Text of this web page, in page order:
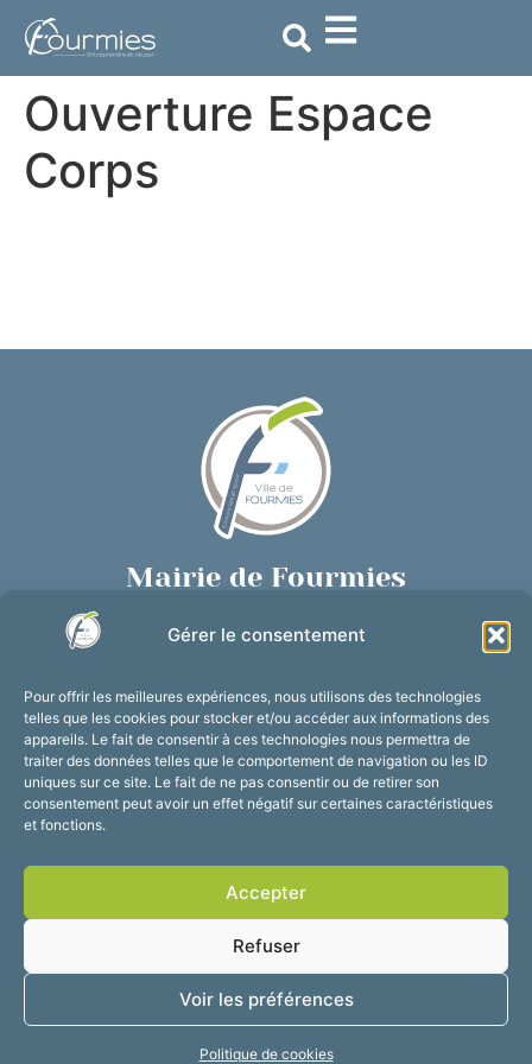
Gérer le consentement
Pour offrir les meilleures expériences, nous utilisons des technologies
telles que les cookies pour stocker et/ou accéder aux informations des
appareils. Le fait de consentir à ces technologies nous permettra de
traiter des données telles que le comportement de navigation ou les ID
uniques sur ce site. Le fait de ne pas consentir ou de retirer son
consentement peut avoir un effet négatif sur certaines caractéristiques
et fonctions.
Accepter
Refuser
Voir les préférences
Politique de cookies
principal
Ouverture Espace
Corps
Mairie de Fourmies
03 27 59 69 79
Horaires d’ouverture
Du lundi au vendredi :
de 8h30 à 12h et de 13h30 à 17h30
Suivez-nous !
Accessibilité
Mentions légales
2025 © Propulsé par